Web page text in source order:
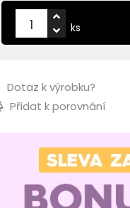
ks
Dotaz k výrobku?
Přidat k porovnání